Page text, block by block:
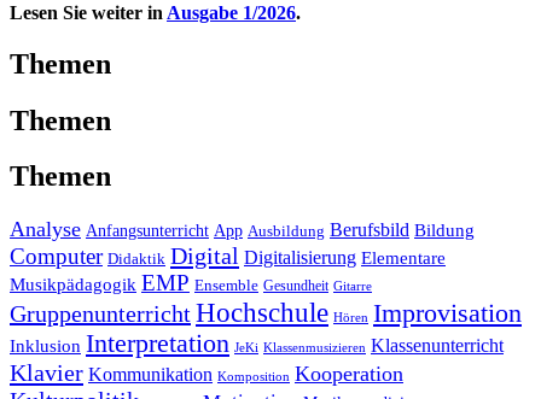
Lesen Sie weiter in Ausgabe 1/2026.
Themen
Themen
Themen
Analyse Anfangsunterricht App Ausbildung Berufsbild Bildung
Computer Didaktik Digital Digitalisierung Elementare
Musikpädagogik EMP Ensemble Gesundheit Gitarre
GruppenunterrichtHochschule Hören Improvisation
Inklusion Interpretation JeKi Klassenmusizieren Klassenunterricht
Klavier Kommunikation Komposition Kooperation